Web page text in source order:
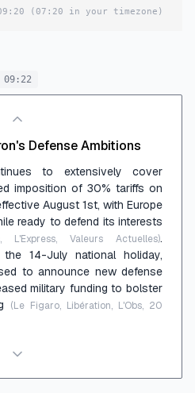
(07:20 in your timezone)
09:22
Defense Ambitions
to extensively cover
imposition of 30% tariffs on
August 1st, with Europe
ready to defend its interests
Valeurs Actuelles).
14-July national holiday,
to announce new defense
military funding to bolster
(Le Figaro, Libération, L'Obs, 20